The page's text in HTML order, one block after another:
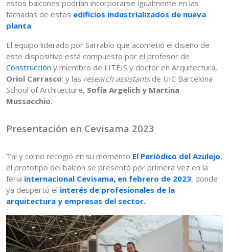
estos balcones podrían incorporarse igualmente en las
fachadas de estos edificios industrializados de nueva
planta.
El equipo liderado por Sarrablo que acometió el diseño de
este dispositivo está compuesto por el profesor de
Construcción y miembro de LITEIS y doctor en Arquitectura,
Oriol Carrasco; y las research assistants de UIC Barcelona
School of Architecture, Sofía Argelich y Martina
Mussacchio.
Presentación en Cevisama 2023
Tal y como recogió en su momento El Periódico del Azulejo,
el prototipo del balcón se presentó por primera vez en la
feria internacional Cevisama, en febrero de 2023, donde
ya despertó el interés de profesionales de la
arquitectura y empresas del sector.